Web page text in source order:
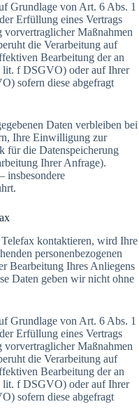
Grundlage von Art. 6 Abs. 1
Erfüllung eines Vertrags
vorvertraglicher Maßnahmen
die Verarbeitung auf
Bearbeitung der an
lit. f DSGVO) oder auf Ihrer
sofern diese abgefragt
Daten verbleiben bei
Ihre Einwilligung zur
für die Datenspeicherung
Ihrer Anfrage).
insbesondere
kontaktieren, wird Ihre
personenbezogenen
Bearbeitung Ihres Anliegens
Daten geben wir nicht ohne
Grundlage von Art. 6 Abs. 1
Erfüllung eines Vertrags
vorvertraglicher Maßnahmen
die Verarbeitung auf
Bearbeitung der an
lit. f DSGVO) oder auf Ihrer
sofern diese abgefragt